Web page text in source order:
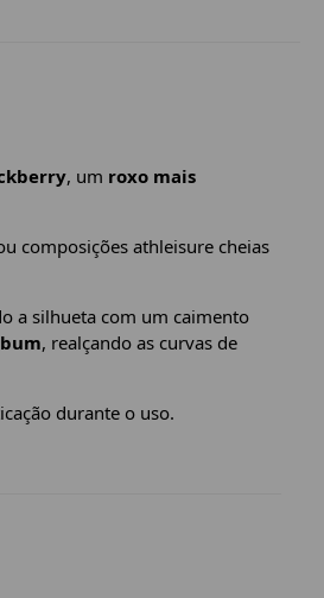
, um roxo mais
composições athleisure cheias
a silhueta com um caimento
, realçando as curvas de
durante o uso.